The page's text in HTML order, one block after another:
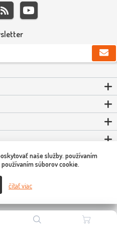
nopCommerce
SK. Všetky práva vyhradené.
naše služby. používaním
súborov cookie.
čítať viac